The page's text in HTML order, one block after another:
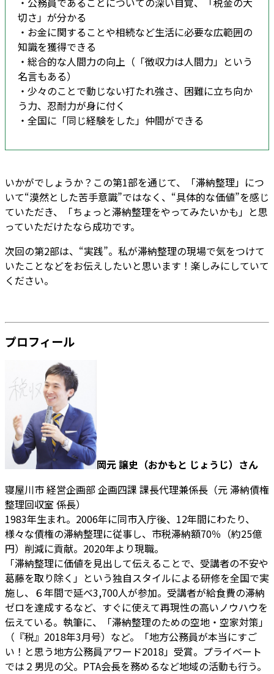
切さ」が分かる
・お金に関することや相続など生活に必要な広範囲の
知識を獲得できる
・総合的な人間力の向上（「徴収力は人間力」という
名言もある）
・少々のことで動じない打たれ強さ、困難に立ち向か
う力、忍耐力が身に付く
・全国に「同じ経験をした」仲間ができる
いかがでしょうか？この第1部を通じて、「滞納整理」につ
いて“漠然とした苦手意識”ではなく、“具体的な価値”を感じ
ていただき、「ちょっと滞納整理をやってみたいかも」と思
っていただけたなら成功です。
次回の第2部は、“実践”。私が滞納整理の現場で気をつけて
いたことなどをお伝えしたいと思います！楽しみにしていて
ください。
プロフィール
岡元 譲史（おかもと じょうじ）さん
寝屋川市 経営企画部 企画四課 課長代理兼係長（元 滞納債権
整理回収室 係長）
1983年生まれ。2006年に同市入庁後、12年間にわたり、
様々な債権の滞納整理に従事し、市税滞納額70％（約25億
円）削減に貢献。2020年より現職。
「滞納整理に価値を見出して伝えることで、受講者の不安や
葛藤を取り除く」という独自スタイルによる研修を全国で実
施し、６年間で延べ3,700人が参加。受講者が給食費の滞納
ゼロを達成するなど、すぐに使えて再現性の高いノウハウを
伝えている。執筆に、「滞納整理のための空地・空家対策」
（『税』2018年3月号）など。「地方公務員が本当にすご
い！と思う地方公務員アワード2018」受賞。プライベート
では２男児の父。PTA会長を務めるなど地域の活動も行う。